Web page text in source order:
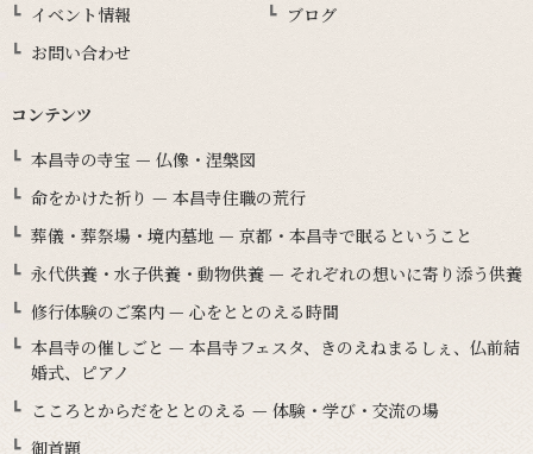
イベント情報
ブログ
お問い合わせ
コンテンツ
本昌寺の寺宝 — 仏像・涅槃図
命をかけた祈り — 本昌寺住職の荒行
葬儀・葬祭場・境内墓地 — 京都・本昌寺で眠るということ
永代供養・水子供養・動物供養 — それぞれの想いに寄り添う供養
修行体験のご案内 — 心をととのえる時間
本昌寺の催しごと — 本昌寺フェスタ、きのえねまるしぇ、仏前結
婚式、ピアノ
こころとからだをととのえる — 体験・学び・交流の場
御首題